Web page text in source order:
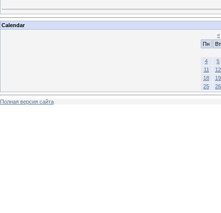
Calendar
«
Пн
Вт
4
5
11
12
18
19
25
26
Полная версия сайта